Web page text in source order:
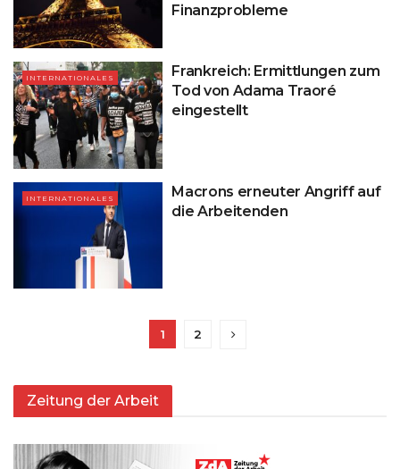
Finanzprobleme
INTERNATIONALES
Frankreich: Ermittlungen zum
Tod von Adama Traoré
eingestellt
INTERNATIONALES
Macrons erneuter Angriff auf
die Arbeitenden
1 2
Zeitung der Arbeit